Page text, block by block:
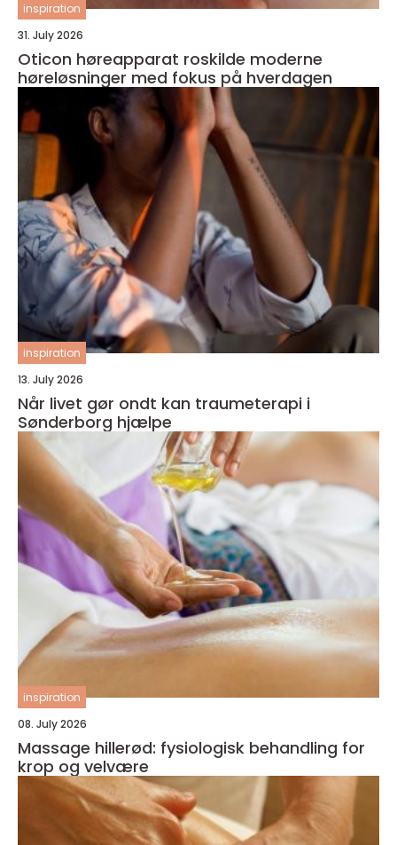
inspiration
31. July 2026
Oticon høreapparat roskilde moderne
høreløsninger med fokus på hverdagen
inspiration
13. July 2026
Når livet gør ondt kan traumeterapi i
Sønderborg hjælpe
inspiration
08. July 2026
Massage hillerød: fysiologisk behandling for
krop og velvære